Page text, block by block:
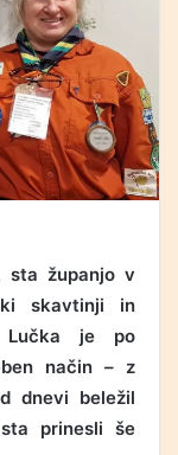
sta županjo v
skavtinji in
Lučka je po
način – z
dnevi beležil
prinesli še